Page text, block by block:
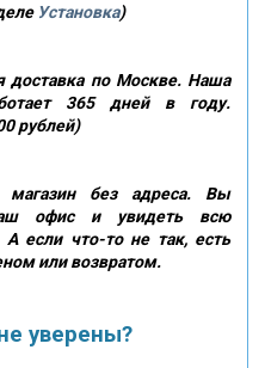
Установка)
доставка по Москве. Наша
365 дней в году.
рублей)
без адреса. Вы
офис и увидеть всю
если что-то не так, есть
или возвратом.
уверены?